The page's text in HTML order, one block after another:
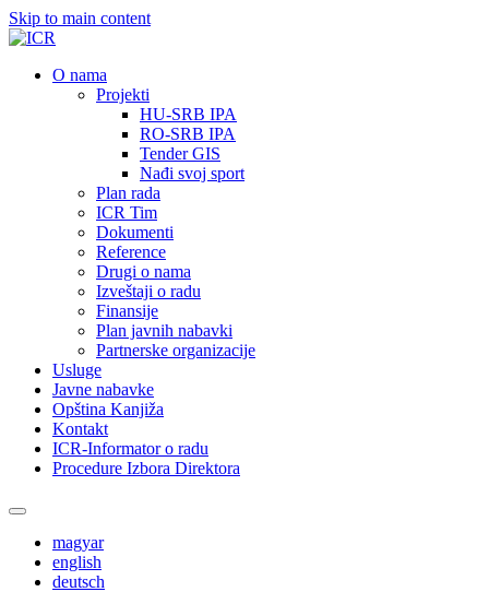
Skip to main content
О nama
Projekti
HU-SRB IPA
RO-SRB IPA
Tender GIS
Nađi svoj sport
Plan rada
ICR Tim
Dokumenti
Reference
Drugi o nama
Izveštaji o radu
Finansije
Plan javnih nabavki
Partnerske organizacije
Usluge
Javne nabavke
Opština Kanjiža
Kontakt
ICR-Informator o radu
Procedure Izbora Direktora
magyar
english
deutsch